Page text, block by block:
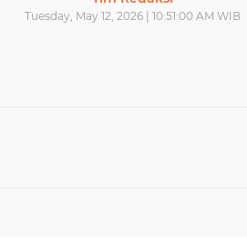
Tuesday, May 12, 2026 | 10:51:00 AM WIB